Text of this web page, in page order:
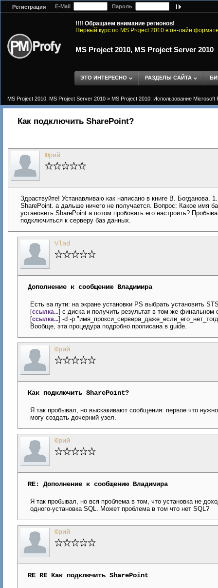
Регистрация E-Mail Пароль
!!!! Обращаем внимание регионов!
Первый курс по MS Project 2010 в он-лайн
MS Project 2010, MS Project Server 2010
ЭТО ИНТЕРЕСНО РАЗДЕЛЫ САЙТА
MS Project 2010, MS Project Server 2010 » MS Project 2010: Использование Microsoft
Как подключить SharePoint?
Юрий
Здраствуйте! Устанавливаю как написано в книге В.
SharePoint. а дальше ничего не получается. Вопрос: Какое имя
установить SharePoint а потом пробовать его настроить?
подключиться к серверу баз данных.
Vlad
Дополнение к сообщению Владимира
Есть ва пути: на экране установки PS выбрать установить
[ссылка...] с диска и получить результат в том же
[ссылка...] -d -p
Вообще, эта процедура подробно прописана в guide.
Юрий
Как подключить SharePoint?
Я так пробывал, но выскакивают сообщения: первое что
могу создать дочерний узел.
Юрий
RE: Дополнение к сообщению Владимира
Я так пробывал, но вся проблема в том, что установка не
одного-установка SQL. Может проблема в том что нет SQL?
Юрий
RE RE Как подключить SharePoint